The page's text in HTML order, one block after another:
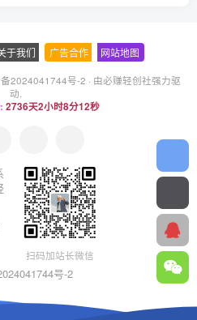
于我们 广告合作 网站地图
2024041744号-2 · 由必赚轻创社强力驱
动.
2736天2小时8分13秒
扫码加站长微信
号-2